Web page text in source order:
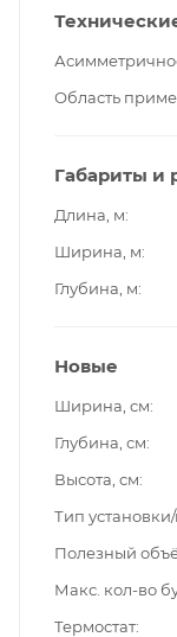
Область
Габариты и
Длина, м
Ширина, м
Глубина, м
Новые
Ширина, см
Глубина, см
Высота, см
Тип
Полезный
Макс. кол-во
Термостат